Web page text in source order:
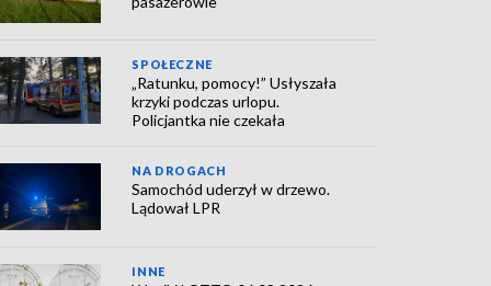
SPOŁECZNE
„Ratunku, pomocy!” Usłyszała
krzyki podczas urlopu.
Policjantka nie czekała
NA DROGACH
Samochód uderzył w drzewo.
Lądował LPR
INNE